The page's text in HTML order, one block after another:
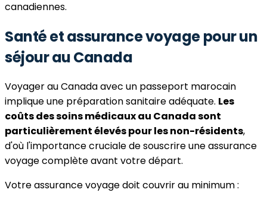
canadiennes.
Santé et assurance voyage pour un
séjour au Canada
Voyager au Canada avec un passeport marocain
implique une préparation sanitaire adéquate. Les
coûts des soins médicaux au Canada sont
particulièrement élevés pour les non-résidents,
d'où l'importance cruciale de souscrire une assurance
voyage complète avant votre départ.
Votre assurance voyage doit couvrir au minimum :